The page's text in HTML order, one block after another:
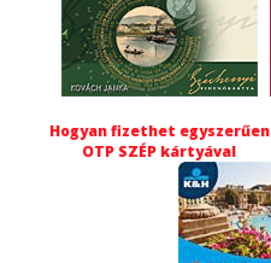
Hogyan fizethet egyszerűen
OTP SZÉP kártyával